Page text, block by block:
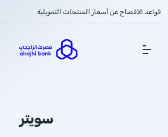
قواعد الافصاح عن أسعار المنتجات التمويلية
Show Menu
سويتر